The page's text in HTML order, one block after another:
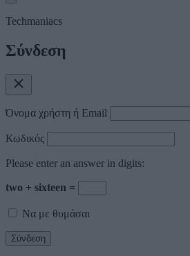
Techmaniacs
Σύνδεση
Όνομα χρήστη ή Email
Κωδικός
Please enter an answer in digits:
two + sixteen =
Να με θυμάσαι